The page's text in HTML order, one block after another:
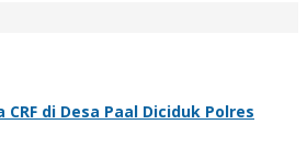
di Desa Paal Diciduk Polres